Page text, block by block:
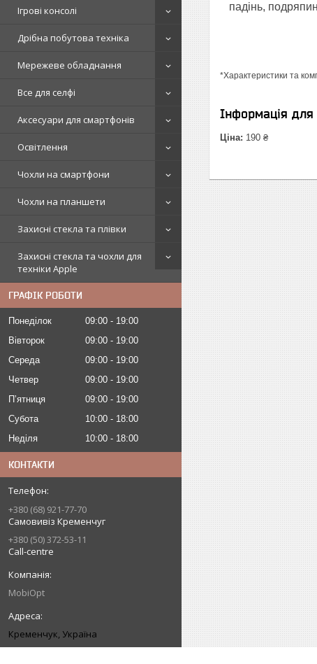
Ігрові консолі
Дрібна побутова техніка
Мережеве обладнання
Все для селфі
Аксесуари для смартфонів
Освітлення
Чохли на смартфони
Чохли на планшети
Захисні стекла та плівки
Захисні стекла та чохли для
техніки Apple
ГРАФІК РОБОТИ
Понеділок 09:00
19:00
Вівторок
09:00
19:00
Середа
09:00
19:00
Четвер
09:00
19:00
Пʼятниця
09:00
19:00
Субота
10:00
18:00
Неділя
10:00 18:00
КОНТАКТИ
+380 (68) 921-77-70
Самовивіз Кременчуг
+380 (50) 372-53-11
Call-centre
MobiOpt
Кременчук, Україна
падінь,
*Характеристики та
Інформація
Ціна: 190 ₴